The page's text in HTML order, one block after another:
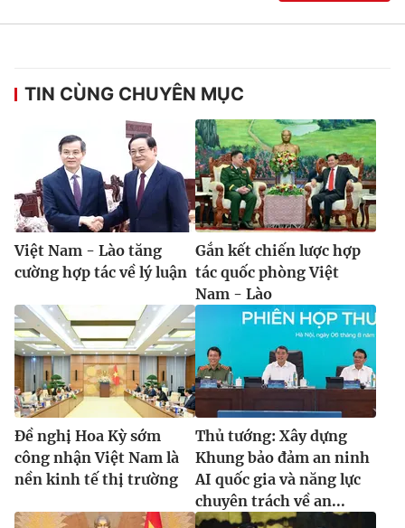
TIN CÙNG CHUYÊN MỤC
Việt Nam - Lào tăng
cường hợp tác về lý luận
Gắn kết chiến lược hợp
tác quốc phòng Việt
Nam - Lào
Đề nghị Hoa Kỳ sớm
công nhận Việt Nam là
nền kinh tế thị trường
Thủ tướng: Xây dựng
Khung bảo đảm an ninh
AI quốc gia và năng lực
chuyên trách về an...